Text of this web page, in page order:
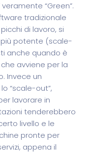
“Green”.
tradizionale
di lavoro, si
potente (scale-
anche quando è
avviene per la
Invece un
“scale-out”,
lavorare in
tenderebbero
livello e le
pronte per
appena il